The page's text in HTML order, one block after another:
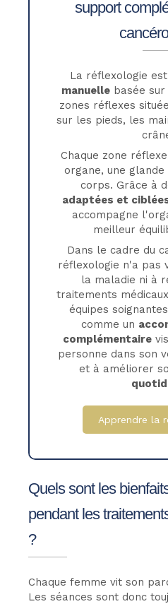
support
La réflexologie
manuelle basée
zones réflexes
sur les pieds, les
Chaque zone
organe, une
corps. Grâce à
adaptées et
accompagne
meilleur
Dans le cadre du
réflexologie n'a pas
la maladie ni à
traitements
équipes
comme un
complémentaire
personne dans son
et à améliorer
Apprendre la
Quels sont les
pendant les
?
Chaque femme vit son
Les séances sont donc